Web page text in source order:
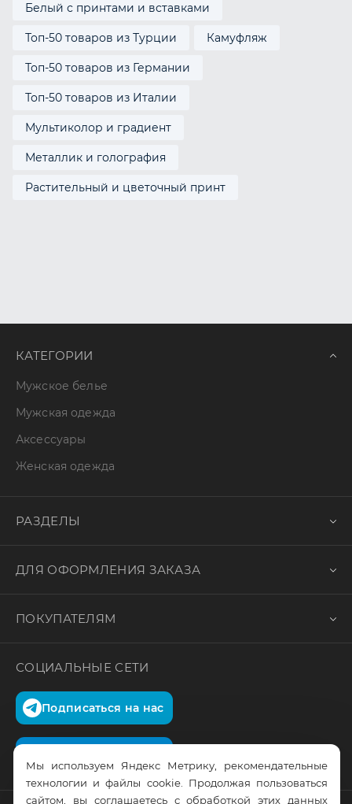
Белый с принтами и вставками
Топ-50 товаров из Турции Камуфляж
Топ-50 товаров из Германии
Топ-50 товаров из Италии
Мультиколор и градиент
Металлик и голография
Растительный и цветочный принт
КАТЕГОРИИ
Мужское белье
Мужская одежда
Аксессуары
Женская одежда
РАЗДЕЛЫ
ДЛЯ ОФОРМЛЕНИЯ ЗАКАЗА
ПОКУПАТЕЛЯМ
СОЦИАЛЬНЫЕ СЕТИ
Подписаться на нас
Мы используем Яндекс Метрику, рекомендательные
технологии и файлы cookie. Продолжая пользоваться
сайтом, вы соглашаетесь с обработкой этих данных